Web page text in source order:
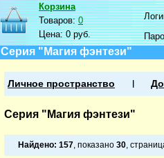
Корзина
Товаров:0
Цена:0 руб.
Серия "Магия фэнтези"
Личное пространство
Серия "Магия фэнтези"
Найдено: 157, показано 30,